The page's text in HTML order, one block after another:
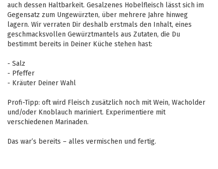
auch dessen Haltbarkeit. Gesalzenes Hobelfleisch lässt sich im
Gegensatz zum Ungewürzten, über mehrere Jahre hinweg
lagern. Wir verraten Dir deshalb erstmals den Inhalt, eines
geschmacksvollen Gewürztmantels aus Zutaten, die Du
bestimmt bereits in Deiner Küche stehen hast:
- Salz
- Pfeffer
- Kräuter Deiner Wahl
Profi-Tipp: oft wird Fleisch zusätzlich noch mit Wein, Wacholder
und/oder Knoblauch mariniert. Experimentiere mit
verschiedenen Marinaden.
Das war’s bereits – alles vermischen und fertig.